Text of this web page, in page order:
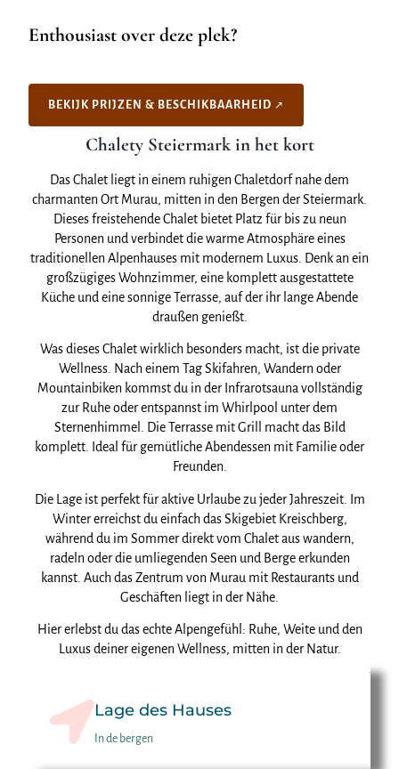
Chalety Steiermark in het kort
Das Chalet liegt in einem ruhigen Chaletdorf nahe dem
charmanten Ort Murau, mitten in den Bergen der Steiermark.
Dieses freistehende Chalet bietet Platz für bis zu neun
Personen und verbindet die warme Atmosphäre eines
traditionellen Alpenhauses mit modernem Luxus. Denk an ein
großzügiges Wohnzimmer, eine komplett ausgestattete
Küche und eine sonnige Terrasse, auf der ihr lange Abende
draußen genießt.
Was dieses Chalet wirklich besonders macht, ist die private
Wellness. Nach einem Tag Skifahren, Wandern oder
Mountainbiken kommst du in der Infrarotsauna vollständig
zur Ruhe oder entspannst im Whirlpool unter dem
Sternenhimmel. Die Terrasse mit Grill macht das Bild
komplett. Ideal für gemütliche Abendessen mit Familie oder
Freunden.
Die Lage ist perfekt für aktive Urlaube zu jeder Jahreszeit. Im
Winter erreichst du einfach das Skigebiet Kreischberg,
während du im Sommer direkt vom Chalet aus wandern,
radeln oder die umliegenden Seen und Berge erkunden
kannst. Auch das Zentrum von Murau mit Restaurants und
Geschäften liegt in der Nähe.
Hier erlebst du das echte Alpengefühl: Ruhe, Weite und den
Luxus deiner eigenen Wellness, mitten in der Natur.
Enthousiast over deze plek?
BEKIJK PRIJZEN & BESCHIKBAARHEID
Lage des Hauses
In de bergen